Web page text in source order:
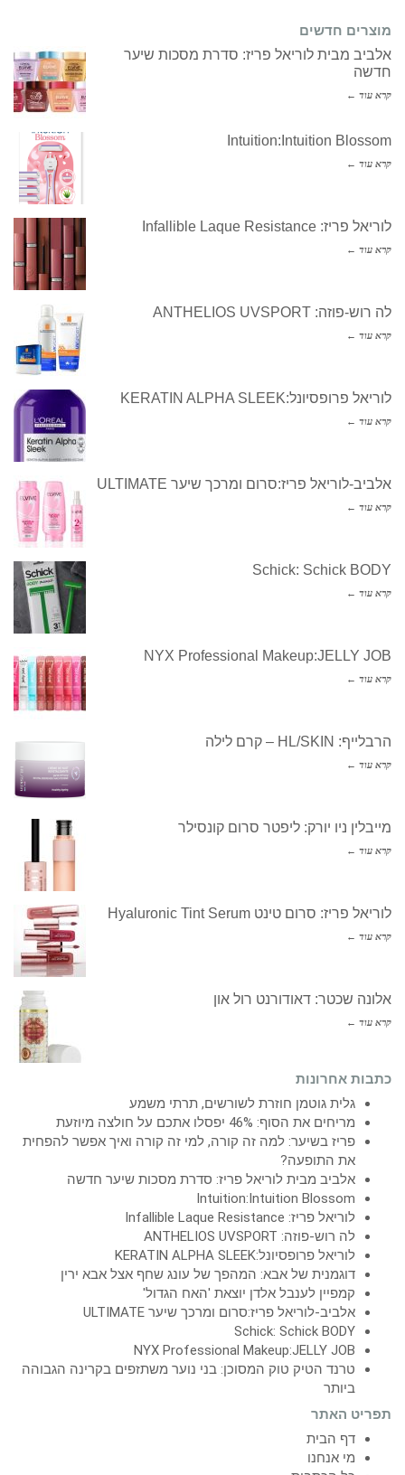
מוצרים חדשים
אלביב מבית לוריאל פריז: סדרת מסכות שיער
חדשה
קרא עוד ←
Intuition:Intuition Blossom
קרא עוד ←
לוריאל פריז: Infallible Laque Resistance
קרא עוד ←
לה רוש-פוזה: ANTHELIOS UVSPORT
קרא עוד ←
לוריאל פרופסיונל:KERATIN ALPHA SLEEK
קרא עוד ←
אלביב-לוריאל פריז:סרום ומרכך שיער ULTIMATE
קרא עוד ←
Schick: Schick BODY
קרא עוד ←
NYX Professional Makeup:JELLY JOB
קרא עוד ←
הרבלייף: HL/SKIN – קרם לילה
קרא עוד ←
מייבלין ניו יורק: ליפטר סרום קונסילר
קרא עוד ←
לוריאל פריז: סרום טינט Hyaluronic Tint Serum
קרא עוד ←
אלונה שכטר: דאודורנט רול און
קרא עוד ←
כתבות אחרונות
גלית גוטמן חוזרת לשורשים, תרתי משמע
מריחים את הסוף: 46% יפסלו אתכם על חולצה מיוזעת
פריז בשיער: למה זה קורה, למי זה קורה ואיך אפשר להפחית
את התופעה?
אלביב מבית לוריאל פריז: סדרת מסכות שיער חדשה
Intuition:Intuition Blossom
לוריאל פריז: Infallible Laque Resistance
לה רוש-פוזה: ANTHELIOS UVSPORT
לוריאל פרופסיונל:KERATIN ALPHA SLEEK
דוגמנית של אבא: המהפך של עונג שחף אצל אבא ירין
קמפיין לענבל אלדן יוצאת 'האח הגדול'
אלביב-לוריאל פריז:סרום ומרכך שיער ULTIMATE
Schick: Schick BODY
NYX Professional Makeup:JELLY JOB
טרנד הטיק טוק המסוכן: בני נוער משתזפים בקרינה הגבוהה
ביותר
תפריט האתר
דף הבית
מי אנחנו